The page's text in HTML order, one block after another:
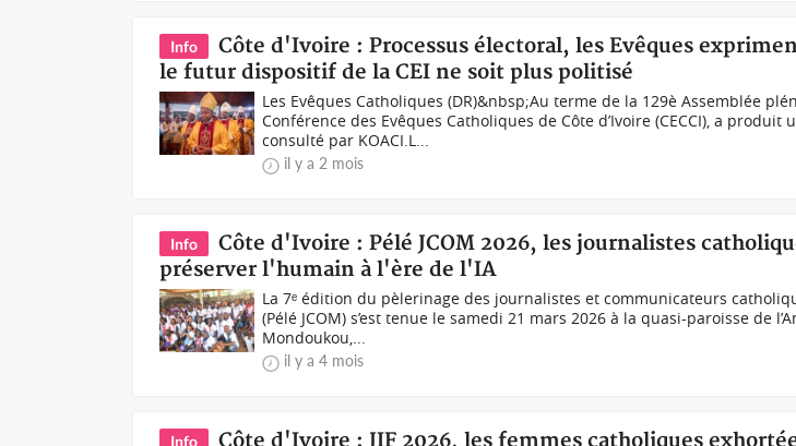
Info
Côte d'Ivoire : Processus électoral, les Evêques
le futur dispositif de la CEI ne soit plus politisé
Les Evêques Catholiques (DR)&nbsp;Au terme de la 129è Assemblée
Conférence des Evêques Catholiques de Côte d’Ivoire (CECCI), a
consulté par KOACI.L...
il y a 2 mois
Info
Côte d'Ivoire : Pélé JCOM 2026, les journalistes
préserver l'humain à l'ère de l'IA
La 7ᵉ édition du pèlerinage des journalistes et communicateurs
(Pélé JCOM) s’est tenue le samedi 21 mars 2026 à la quasi-paroisse de
Mondoukou,...
il y a 4 mois
Info